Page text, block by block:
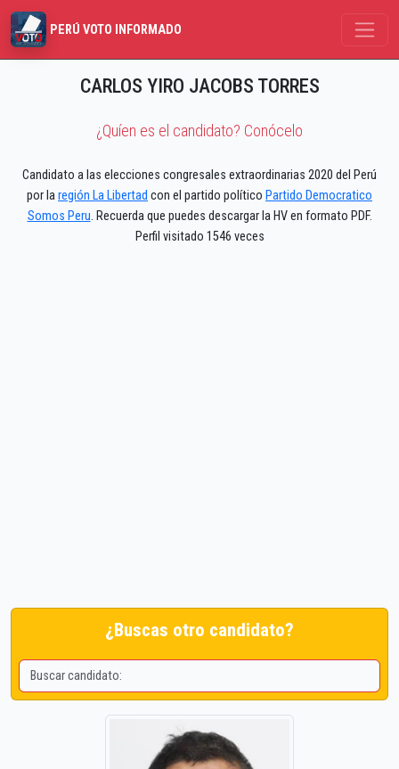
PERÚ VOTO INFORMADO
CARLOS YIRO JACOBS TORRES
¿Quíen es el candidato? Conócelo
Candidato a las elecciones congresales extraordinarias 2020 del Perú
por laregión La Libertad con el partido político Partido Democratico
Somos Peru. Recuerda que puedes descargar la HV en formato PDF.
Perfil visitado 1546 veces
¿Buscas otro candidato?